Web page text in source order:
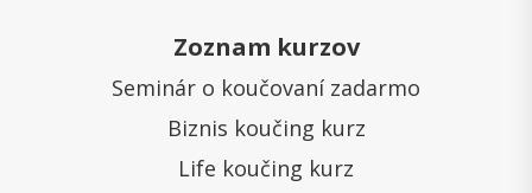
Zoznam kurzov
Seminár o koučovaní zadarmo
Biznis koučing kurz
Life koučing kurz